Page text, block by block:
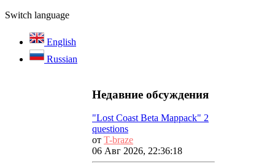
Switch language
English
Russian
Недавние обсуждения
"Lost Coast Beta Mappack" 2
questions
от T-braze
06 Авг 2026, 22:36:18